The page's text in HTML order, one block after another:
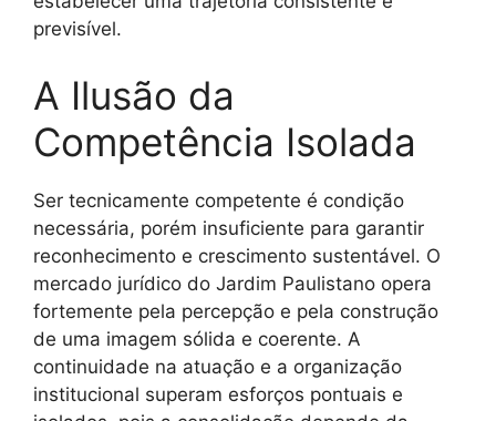
previsível.
A Ilusão da
Competência Isolada
Ser tecnicamente competente é condição
necessária, porém insuficiente para garantir
reconhecimento e crescimento sustentável. O
mercado jurídico do Jardim Paulistano opera
fortemente pela percepção e pela construção
de uma imagem sólida e coerente. A
continuidade na atuação e a organização
institucional superam esforços pontuais e